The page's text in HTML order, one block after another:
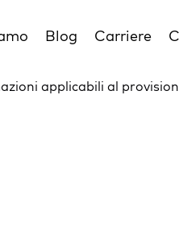
Blog Carriere
applicabili al